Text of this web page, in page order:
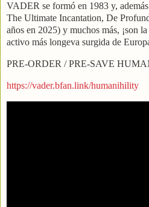
VADER se formó en 1983 y,
The Ultimate Incantation, De
años en 2025) y muchos más, ¡son
activo más longeva surgida de
PRE-ORDER / PRE-SAVE
https://vader.bfan.link/humanihility